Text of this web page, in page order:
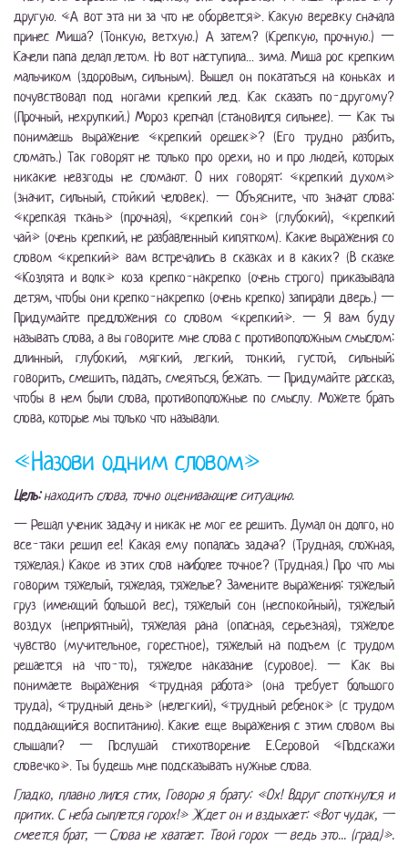
другую. «А вот эта ни за что не оборвется». Какую веревку сначала
принес Миша? (Тонкую, ветхую.) А затем? (Крепкую, прочную.) —
Качели папа делал летом. Но вот наступила... зима. Миша рос крепким
мальчиком (здоровым, сильным). Вышел он покататься на коньках и
почувствовал под ногами крепкий лед. Как сказать по-другому?
(Прочный, нехрупкий.) Мороз крепчал (становился сильнее). — Как ты
понимаешь выражение «крепкий орешек»? (Его трудно разбить,
сломать.) Так говорят не только про орехи, но и про людей, которых
никакие невзгоды не сломают. О них говорят: «крепкий духом»
(значит, сильный, стойкий человек). — Объясните, что значат слова:
«крепкая ткань» (прочная), «крепкий сон» (глубокий), «крепкий
чай» (очень крепкий, не разбавленный кипятком). Какие выражения со
словом «крепкий» вам встречались в сказках и в каких? (В сказке
«Козлята и волк» коза крепко-накрепко (очень строго) приказывала
детям, чтобы они крепко-накрепко (очень крепко) запирали дверь.) —
Придумайте предложения со словом «крепкий». — Я вам буду
называть слова, а вы говорите мне слова с противоположным смыслом:
длинный, глубокий, мягкий, легкий, тонкий, густой, сильный;
говорить, смешить, падать, смеяться, бежать. — Придумайте рассказ,
чтобы в нем были слова, противоположные по смыслу. Можете брать
слова, которые мы только что называли.
«Назови одним словом»
Цель:находить слова, точно оценивающие ситуацию.
— Решал ученик задачу и никак не мог ее решить. Думал он долго, но
все-таки решил ее! Какая ему попалась задача? (Трудная, сложная,
тяжелая.) Какое из этих слов наиболее точное? (Трудная.) Про что мы
говорим тяжелый, тяжелая, тяжелые? Замените выражения: тяжелый
груз (имеющий большой вес), тяжелый сон (неспокойный), тяжелый
воздух (неприятный), тяжелая рана (опасная, серьезная), тяжелое
чувство (мучительное, горестное), тяжелый на подъем (с трудом
решается на что-то), тяжелое наказание (суровое). — Как вы
понимаете выражения «трудная работа» (она требует большого
труда), «трудный день» (нелегкий), «трудный ребенок» (с трудом
поддающийся воспитанию). Какие еще выражения с этим словом вы
слышали? — Послушай стихотворение Е.Серовой «Подскажи
словечко». Ты будешь мне подсказывать нужные слова.
Гладко, плавно лился стих, Говорю я брату: «Ох! Вдруг споткнулся и
притих. С неба сыплется горох!» Ждет он и вздыхает: «Вот чудак, —
смеется брат, — Слова не хватает. Твой горох — ведь это... (град)».